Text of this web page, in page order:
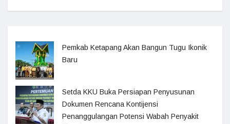
Pemkab Ketapang Akan Bangun Tugu Ikonik
Baru
Setda KKU Buka Persiapan Penyusunan
Dokumen Rencana Kontijensi
Penanggulangan Potensi Wabah Penyakit